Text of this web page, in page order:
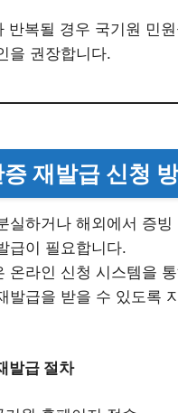
반복될 경우 국기원 민
을 권장합니다.
재발급 신청
실하거나 해외에서 증
급이 필요합니다.
온라인 신청 시스템을
발급을 받을 수 있도록
발급 절차